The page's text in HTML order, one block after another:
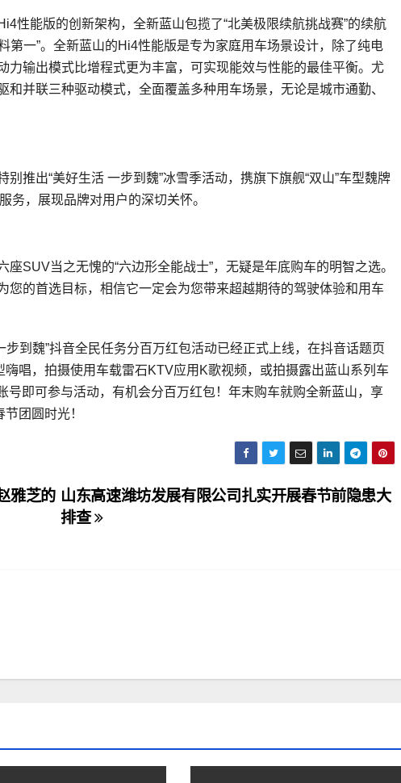
性能版的创新架构，全新蓝山包揽了“北美极限续航挑战赛”的续航
第一”。全新蓝山的Hi4性能版是专为家庭用车场景设计，除了纯电
力输出模式比增程式更为丰富，可实现能效与性能的最佳平衡。尤
并联三种驱动模式，全面覆盖多种用车场景，无论是城市通勤、
推出“美好生活 一步到魏”冰雪季活动，携旗下旗舰“双山”车型魏牌
务，展现品牌对用户的深切关怀。
SUV当之无愧的“六边形全能战士”，无疑是年底购车的明智之选。
的首选目标，相信它一定会为您带来超越期待的驾驶体验和用车
到魏”抖音全民任务分百万红包活动已经正式上线，在抖音话题页
唱，拍摄使用车载雷石KTV应用K歌视频，或拍摄露出蓝山系列车
号即可参与活动，有机会分百万红包！年末购车就购全新蓝山，享
团圆时光！
山东高速潍坊发展有限公司扎实开展春节前隐患大
排查
雅芝的